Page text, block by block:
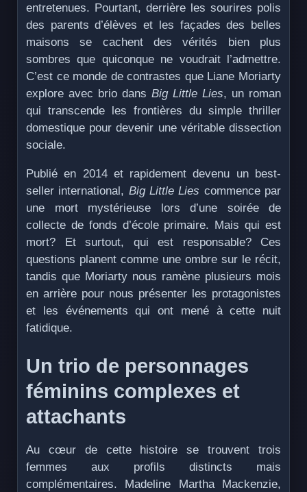
entretenues. Pourtant, derrière les sourires polis
des parents d’élèves et les façades des belles
maisons se cachent des vérités bien plus
sombres que quiconque ne voudrait l’admettre.
C’est ce monde de contrastes que Liane Moriarty
explore avec brio dans Big Little Lies, un roman
qui transcende les frontières du simple thriller
domestique pour devenir une véritable dissection
sociale.
Publié en 2014 et rapidement devenu un best-
seller international, Big Little Lies commence par
une mort mystérieuse lors d’une soirée de
collecte de fonds d’école primaire. Mais qui est
mort? Et surtout, qui est responsable? Ces
questions planent comme une ombre sur le récit,
tandis que Moriarty nous ramène plusieurs mois
en arrière pour nous présenter les protagonistes
et les événements qui ont mené à cette nuit
fatidique.
Un trio de personnages
féminins complexes et
attachants
Au cœur de cette histoire se trouvent trois
femmes aux profils distincts mais
complémentaires. Madeline Martha Mackenzie,